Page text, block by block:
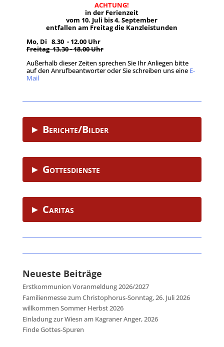
ACHTUNG!
in der Ferienzeit
vom 10. Juli bis 4. September
entfallen am Freitag die Kanzleistunden
Mo, Di 8.30 - 12.00 Uhr
Freitag 13.30 - 18.00 Uhr
Außerhalb dieser Zeiten sprechen Sie Ihr Anliegen bitte
auf den Anrufbeantworter oder Sie schreiben uns eine E-
Mail.
► Berichte/Bilder
► Gottesdienste
► Caritas
Neueste Beiträge
Erstkommunion Voranmeldung 2026/2027
Familienmesse zum Christophorus-Sonntag, 26. Juli 2026
willkommen Sommer Herbst 2026
Einladung zur Wiesn am Kagraner Anger, 2026
Finde Gottes-Spuren